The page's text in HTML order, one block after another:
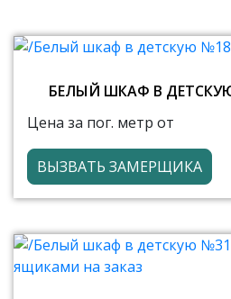
БЕЛЫЙ ШКАФ В
Цена за пог. метр от
ВЫЗВАТЬ ЗАМЕРЩИКА